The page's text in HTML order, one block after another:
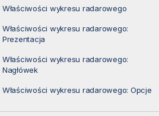
Właściwości wykresu radarowego
Właściwości wykresu radarowego:
Prezentacja
Właściwości wykresu radarowego:
Nagłówek
Właściwości wykresu radarowego: Opcje